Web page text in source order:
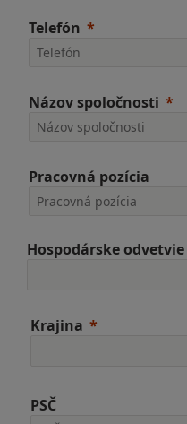
Telefón
Názov spoločnosti
Pracovná pozícia
Hospodárske odvetvie
Krajina
PSČ